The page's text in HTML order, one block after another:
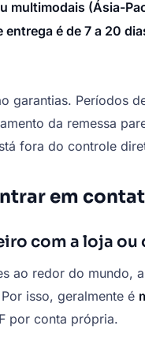
multimodais (Ásia-
entrega é de 7 a 20
garantias. Períodos
da remessa
fora do controle
em
com a loja ou
ao redor do mundo,
isso, geralmente é
por conta própria.